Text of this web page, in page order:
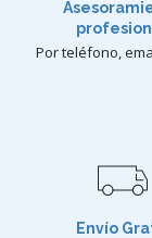
Por teléfono,
Envío